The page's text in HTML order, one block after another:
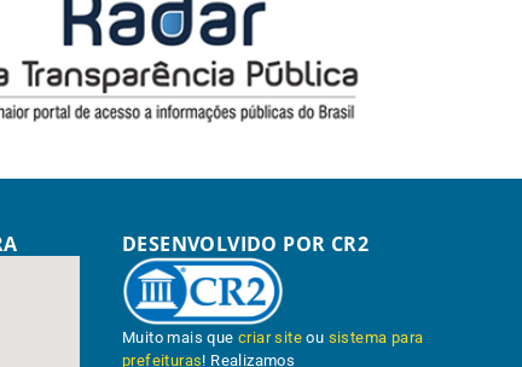
DESENVOLVIDO POR CR2
Muito mais quecriar site ou sistema para
prefeituras! Realizamos